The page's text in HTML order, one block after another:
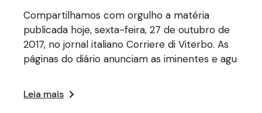
Compartilhamos com orgulho a matéria
publicada hoje, sexta-feira, 27 de outubro de
2017, no jornal italiano Corriere di Viterbo. As
páginas do diário anunciam as iminentes e agu
Leia mais